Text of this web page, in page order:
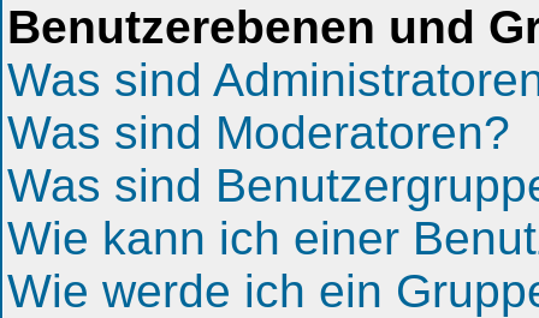
Benutzerebenen und
Was sind
Was sind Moderatoren?
Was sind
Wie kann ich einer
Wie werde ich ein